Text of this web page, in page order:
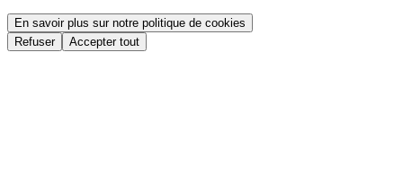
En savoir plus sur notre politique de cookies
Refuser
Accepter tout